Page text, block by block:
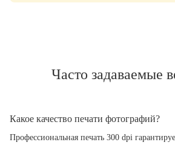
Часто задаваемые
Какое качество печати фотографий?
Профессиональная печать 300 dpi